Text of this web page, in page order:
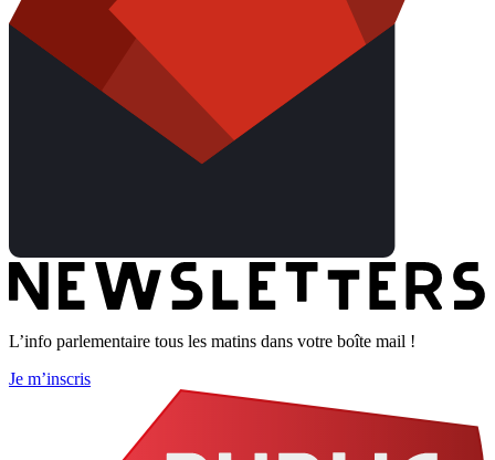
L’info parlementaire tous les matins dans votre boîte mail !
Je m’inscris